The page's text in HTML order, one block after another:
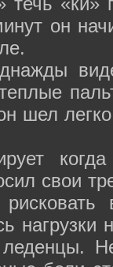
он
шел
свои
нагрузки